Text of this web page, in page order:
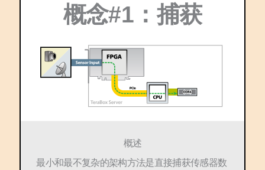
概念#1：捕获
概述
最小和最不复杂的架构方法是直接捕获传感器数